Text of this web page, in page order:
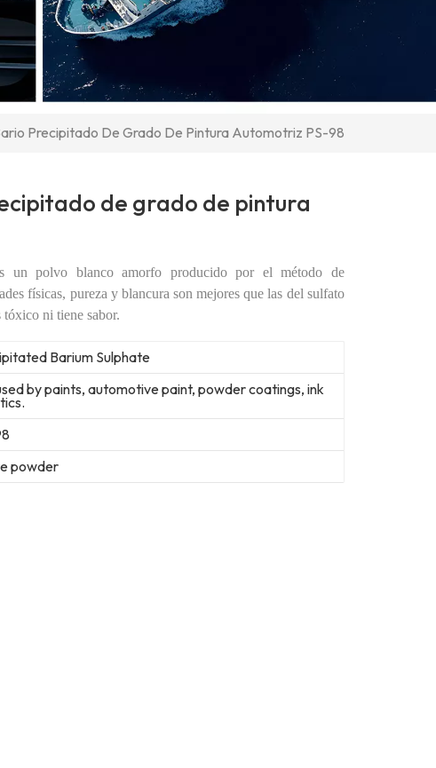
Precipitado De Grado De Pintura Automotriz PS-98
de grado de pintura
un polvo blanco amorfo producido por el método de
físicas, pureza y blancura son mejores que las del sulfato
ni tiene sabor.
Barium Sulphate
by paints, automotive paint, powder coatings, ink
powder